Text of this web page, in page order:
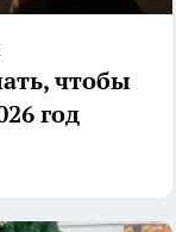
чтобы
год